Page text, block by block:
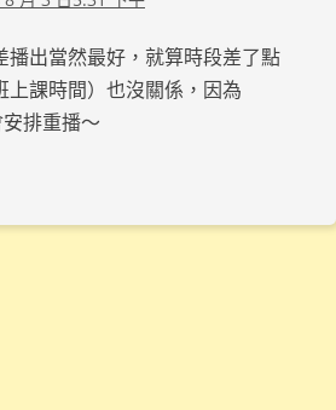
播出當然最好，就算時段差了點
上課時間）也沒關係，因為
排重播～